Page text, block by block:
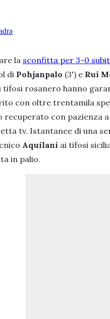
la sconfitta per 3-0
di Pohjanpalo (3') e Rui
rosanero hanno
con oltre trentamila
con pazienza
tv. Istantanee di una
Aquilani ai tifosi
in palio.